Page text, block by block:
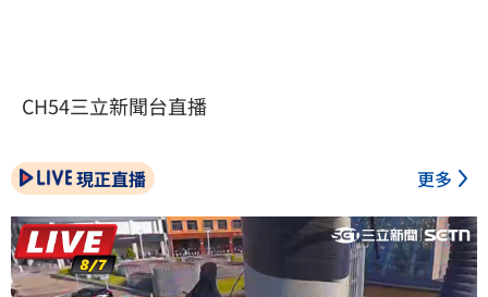
CH54三立新聞台直播
現正直播 更多